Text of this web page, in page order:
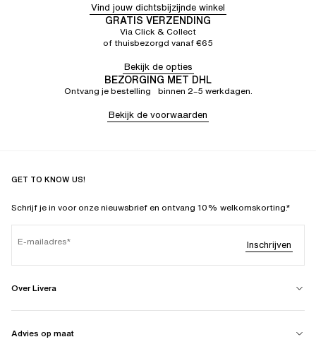
Vind jouw dichtsbijzijnde winkel
GRATIS VERZENDING
Via Click & Collect
of thuisbezorgd vanaf €65
Bekijk de opties
BEZORGING MET DHL
Ontvang je bestelling binnen 2–5 werkdagen.
Bekijk de voorwaarden
GET TO KNOW US!
Schrijf je in voor onze nieuwsbrief en ontvang 10% welkomskorting.*
E-mailadres Inschrijven
Over Livera
Advies op maat